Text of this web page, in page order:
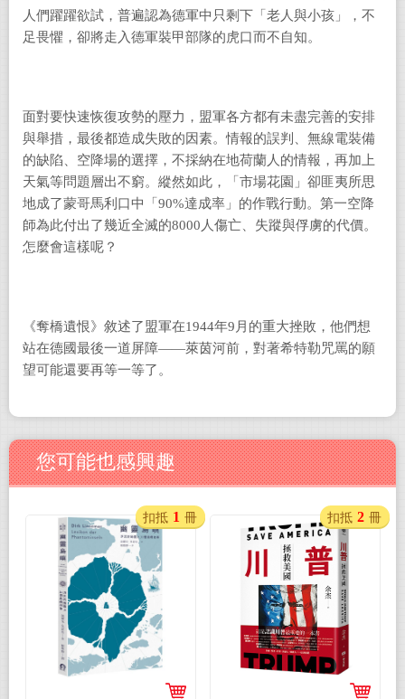
人們躍躍欲試，普遍認為德軍中只剩下「老人與小孩」，不
足畏懼，卻將走入德軍裝甲部隊的虎口而不自知。
面對要快速恢復攻勢的壓力，盟軍各方都有未盡完善的安排
與舉措，最後都造成失敗的因素。情報的誤判、無線電裝備
的缺陷、空降場的選擇，不採納在地荷蘭人的情報，再加上
天氣等問題層出不窮。縱然如此，「市場花園」卻匪夷所思
地成了蒙哥馬利口中「 90%達成率」的作戰行動。第一空降
師為此付出了幾近全滅的8000 人傷亡、失蹤與俘虜的代價。
怎麼會這樣呢？
《奪橋遺恨》敘述了盟軍在1944年9 月的重大挫敗，他們想
站在德國最後一道屏障——萊茵河前，對著希特勒咒罵的願
望可能還要再等一等了。
您可能也感興趣
扣抵 1 冊 扣抵 2 冊